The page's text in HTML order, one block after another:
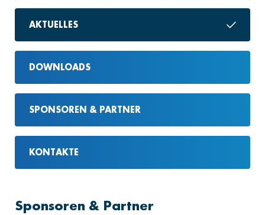
AKTUELLES
DOWNLOADS
SPONSOREN & PARTNER
KONTAKTE
Sponsoren & Partner